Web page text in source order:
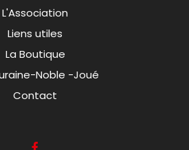
L'Association
Liens utiles
La Boutique
Noble -Joué
Contact